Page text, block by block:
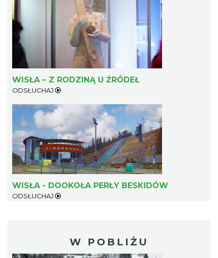
WISŁA – Z RODZINĄ U ŹRÓDEŁ
ODSŁUCHAJ
WISŁA - DOOKOŁA PERŁY BESKIDÓW
ODSŁUCHAJ
W POBLIŻU